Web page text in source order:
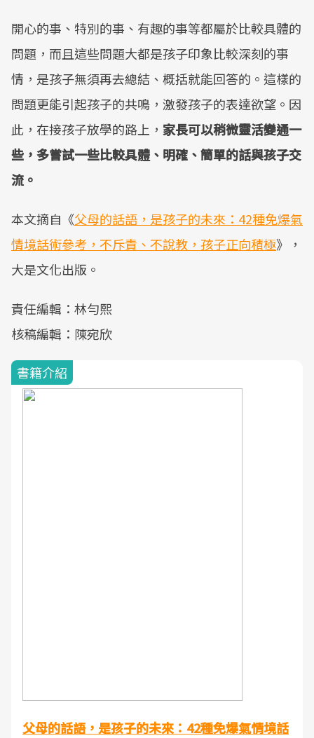
開心的事、特別的事、有趣的事等都屬於比較具體的
問題，而且這些問題大都是孩子印象比較深刻的事
情，是孩子無須再去總結、概括就能回答的。這樣的
問題更能引起孩子的共鳴，激發孩子的表達欲望。因
此，在接孩子放學的路上， 家長可以稍微靈活變通一
些，多嘗試一些比較具體、明確、簡單的話與孩子交
流。
本文摘自《父母的話語，是孩子的未來：42種免爆氣
情境話術參考，不斥責、不說教，孩子正向積極》，
大是文化出版。
責任編輯：林勻熙
核稿編輯：陳宛欣
書籍介紹
父母的話語，是孩子的未來：42種免爆氣情境話